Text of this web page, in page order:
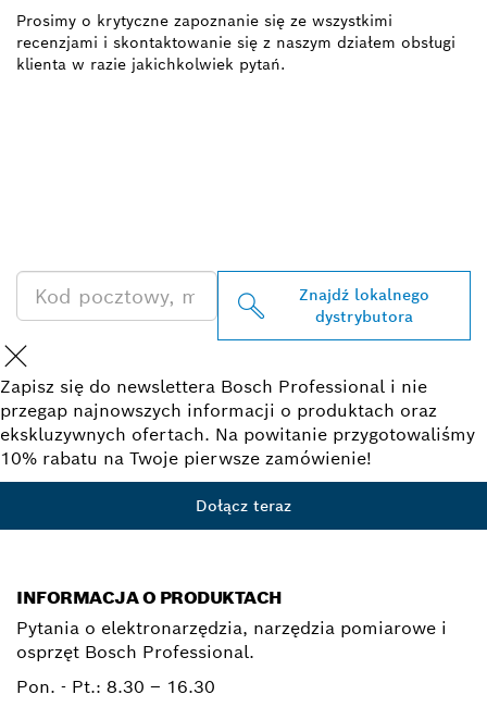
Prosimy o krytyczne zapoznanie się ze wszystkimi
recenzjami i skontaktowanie się z naszym działem obsługi
klienta w razie jakichkolwiek pytań.
Znajdź lokalnego
dystrybutora
Zapisz się do newslettera Bosch Professional i nie
przegap najnowszych informacji o produktach oraz
ekskluzywnych ofertach. Na powitanie przygotowaliśmy
10% rabatu na Twoje pierwsze zamówienie!
Dołącz teraz
INFORMACJA O PRODUKTACH
Pytania o elektronarzędzia, narzędzia pomiarowe i
osprzęt Bosch Professional.
Pon. - Pt.: 8.30 – 16.30